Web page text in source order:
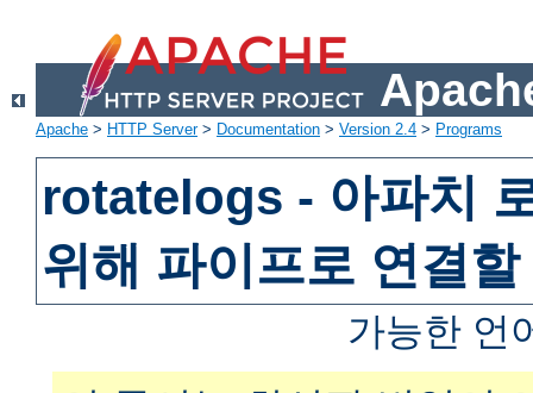
Apache > HTTP Server> Documentation > Version 2.4 > Programs
rotatelogs - 아파치
위해 파이프로 연결
가능한 언